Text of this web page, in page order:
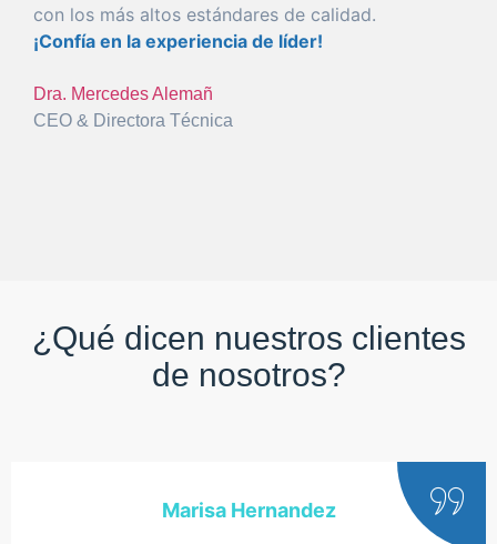
con los más altos estándares de calidad.
¡Confía en la experiencia de líder!
Dra. Mercedes Alemañ
CEO & Directora Técnica
¿Qué dicen nuestros clientes
de nosotros?
Marisa Hernandez